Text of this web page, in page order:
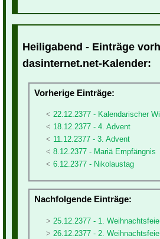
Heiligabend - Einträge
dasinternet.net-Kalender:
Vorherige Einträge:
22.12.2377 - Kalendarischer
18.12.2377 - 4. Advent
11.12.2377 - 3. Advent
8.12.2377 - Mariä Empfängnis
6.12.2377 - Nikolaustag
Nachfolgende Einträge:
25.12.2377 - 1.
26.12.2377 - 2.